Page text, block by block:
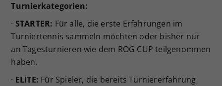
Turnierkategorien:
· STARTER: Für alle, die erste Erfahrungen im
Turniertennis sammeln möchten oder bisher nur
an Tagesturnieren wie dem ROG CUP teilgenommen
haben.
· ELITE: Für Spieler, die bereits Turniererfahrung